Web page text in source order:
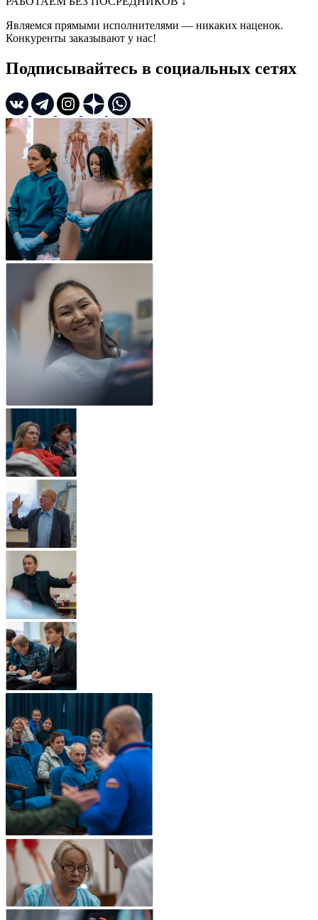
Являемся прямыми исполнителями — никаких наценок.
Конкуренты заказывают у нас!
Подписывайтесь в социальных сетях